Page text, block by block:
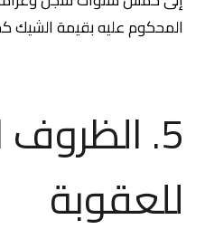
المحكوم عليه بقيمة
5.
للعقوبة